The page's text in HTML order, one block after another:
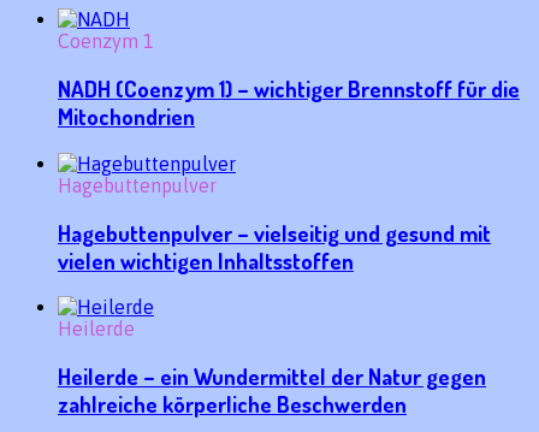
Coenzym 1
NADH (Coenzym 1) – wichtiger Brennstoff für die
Mitochondrien
Hagebuttenpulver
Hagebuttenpulver – vielseitig und gesund mit
vielen wichtigen Inhaltsstoffen
Heilerde
Heilerde – ein Wundermittel der Natur gegen
zahlreiche körperliche Beschwerden